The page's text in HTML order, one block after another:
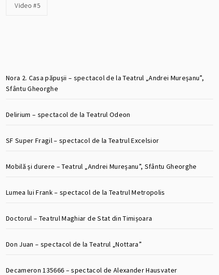
Video #5
Nora 2. Casa păpușii – spectacol de la Teatrul „Andrei Mureșanu”,
Sfântu Gheorghe
Delirium – spectacol de la Teatrul Odeon
SF Super Fragil – spectacol de la Teatrul Excelsior
Mobilă și durere – Teatrul „Andrei Mureșanu”, Sfântu Gheorghe
Lumea lui Frank – spectacol de la Teatrul Metropolis
Doctorul – Teatrul Maghiar de Stat din Timișoara
Don Juan – spectacol de la Teatrul „Nottara”
Decameron 135666 – spectacol de Alexander Hausvater